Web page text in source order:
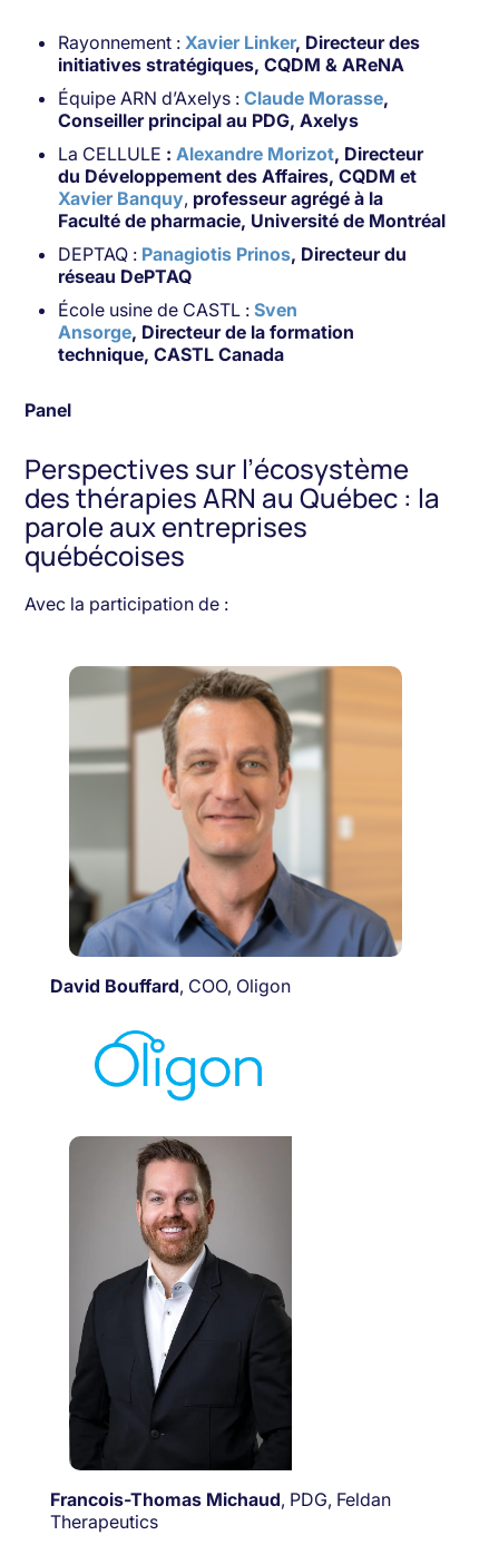
Rayonnement : Xavier Linker, Directeur des
initiatives stratégiques, CQDM & AReNA
Équipe ARN d’Axelys : Claude Morasse,
Conseiller principal au PDG, Axelys
La CELLULE :Alexandre Morizot, Directeur
du Développement des Affaires, CQDM et
Xavier Banquy, professeur agrégé à la
Faculté de pharmacie, Université de Montréal
DEPTAQ : Panagiotis Prinos, Directeur du
réseau DePTAQ
École usine de CASTL :Sven
Ansorge, Directeur de la formation
technique, CASTL Canada
Panel
Perspectives sur l’écosystème
des thérapies ARN au Québec : la
parole aux entreprises
québécoises
Avec la participation de :
David Bouffard, COO, Oligon
Francois-Thomas Michaud, PDG, Feldan
Therapeutics